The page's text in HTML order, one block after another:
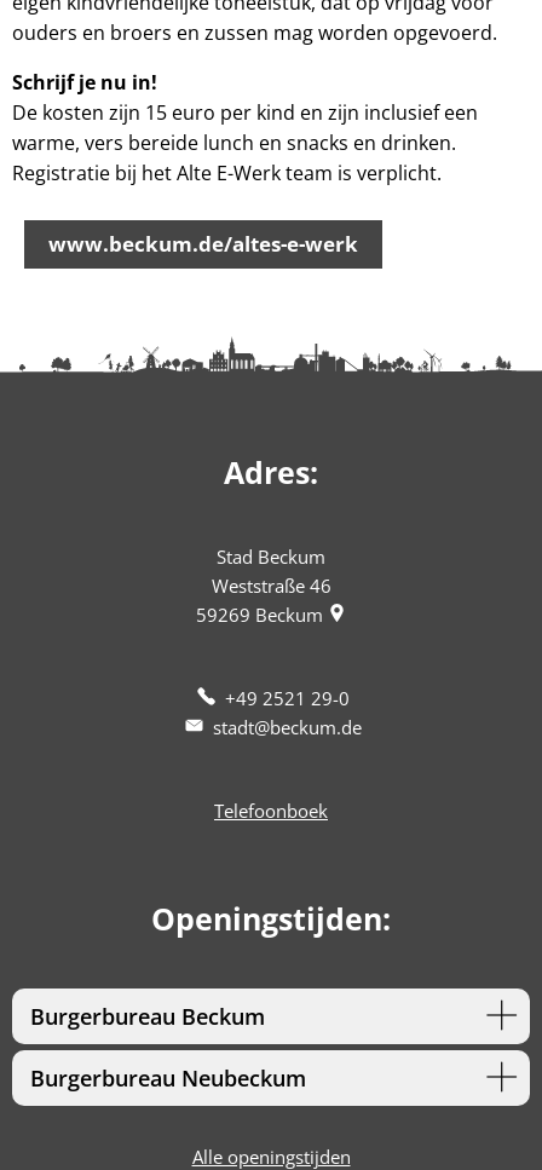
ouders en broers en zussen mag worden opgevoerd.
Schrijf je nu in!
De kosten zijn 15 euro per kind en zijn inclusief een
warme, vers bereide lunch en snacks en drinken.
Registratie bij het Alte E-Werk team is verplicht.
www.beckum.de/altes-e-werk
Adres:
Stad Beckum
Weststraße 46
59269 Beckum
+49 2521 29-0
stadt@beckum.de
Telefoonboek
Openingstijden:
Burgerbureau Beckum
Burgerbureau Neubeckum
Alle openingstijden